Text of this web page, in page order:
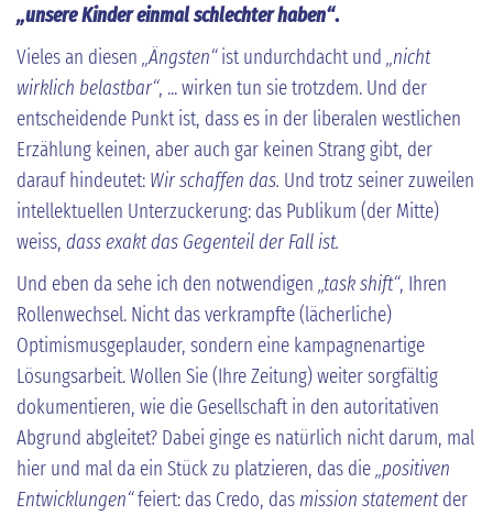
„unsere Kinder einmal schlechter haben“.
Vieles an diesen „Ängsten“ist undurchdacht und „nicht
wirklich belastbar“, ... wirken tun sie trotzdem. Und der
entscheidende Punkt ist, dass es in der liberalen westlichen
Erzählung keinen, aber auch gar keinen Strang gibt, der
darauf hindeutet: Wir schaffen das. Und trotz seiner zuweilen
intellektuellen Unterzuckerung: das Publikum (der Mitte)
weiss, dass exakt das Gegenteil der Fall ist.
Und eben da sehe ich den notwendigen „task shift“, Ihren
Rollenwechsel. Nicht das verkrampfte (lächerliche)
Optimismusgeplauder, sondern eine kampagnenartige
Lösungsarbeit. Wollen Sie (Ihre Zeitung) weiter sorgfältig
dokumentieren, wie die Gesellschaft in den autoritativen
Abgrund abgleitet? Dabei ginge es natürlich nicht darum, mal
hier und mal da ein Stück zu platzieren, das die „positiven
Entwicklungen“feiert: das Credo, das mission statementder